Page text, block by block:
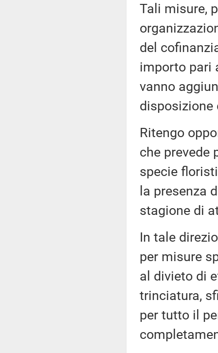
Tali misure,
del
importo pari
vanno
disposizione
Ritengo
che prevede
specie
la presenza
stagione di
In tale
per misure
al divieto di
trinciatura,
per tutto il